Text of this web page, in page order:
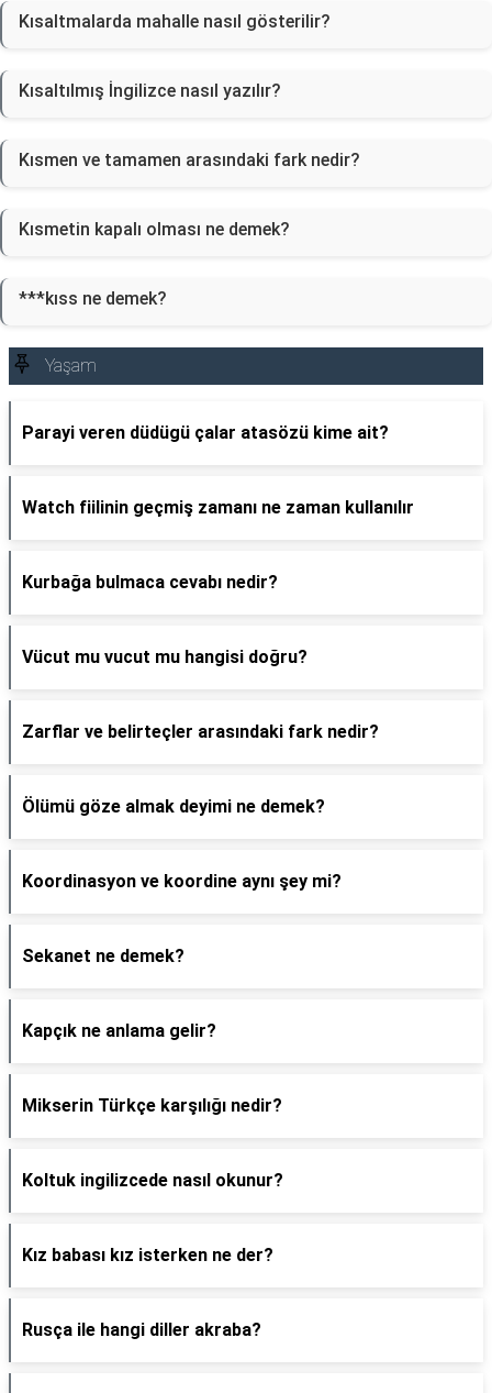
Kısaltmalarda mahalle nasıl gösterilir?
Kısaltılmış İngilizce nasıl yazılır?
Kısmen ve tamamen arasındaki fark nedir?
Kısmetin kapalı olması ne demek?
***kıss ne demek?
Yaşam
Parayi veren düdügü çalar atasözü kime ait?
Watch fiilinin geçmiş zamanı ne zaman kullanılır
Kurbağa bulmaca cevabı nedir?
Vücut mu vucut mu hangisi doğru?
Zarflar ve belirteçler arasındaki fark nedir?
Ölümü göze almak deyimi ne demek?
Koordinasyon ve koordine aynı şey mi?
Sekanet ne demek?
Kapçık ne anlama gelir?
Mikserin Türkçe karşılığı nedir?
Koltuk ingilizcede nasıl okunur?
Kız babası kız isterken ne der?
Rusça ile hangi diller akraba?